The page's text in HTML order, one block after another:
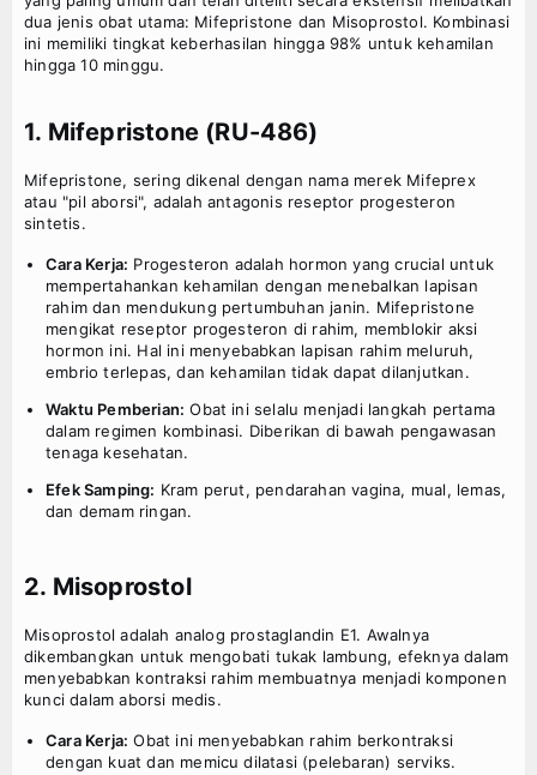
dua jenis obat utama: Mifepristone dan Misoprostol. Kombinasi
ini memiliki tingkat keberhasilan hingga 98% untuk kehamilan
hingga 10 minggu.
1. Mifepristone (RU-486)
Mifepristone, sering dikenal dengan nama merek Mifeprex
atau "pil aborsi", adalah antagonis reseptor progesteron
sintetis.
Cara Kerja: Progesteron adalah hormon yang crucial untuk
mempertahankan kehamilan dengan menebalkan lapisan
rahim dan mendukung pertumbuhan janin. Mifepristone
mengikat reseptor progesteron di rahim, memblokir aksi
hormon ini. Hal ini menyebabkan lapisan rahim meluruh,
embrio terlepas, dan kehamilan tidak dapat dilanjutkan.
Waktu Pemberian: Obat ini selalu menjadi langkah pertama
dalam regimen kombinasi. Diberikan di bawah pengawasan
tenaga kesehatan.
Efek Samping: Kram perut, pendarahan vagina, mual, lemas,
dan demam ringan.
2. Misoprostol
Misoprostol adalah analog prostaglandin E1. Awalnya
dikembangkan untuk mengobati tukak lambung, efeknya dalam
menyebabkan kontraksi rahim membuatnya menjadi komponen
kunci dalam aborsi medis.
Cara Kerja: Obat ini menyebabkan rahim berkontraksi
dengan kuat dan memicu dilatasi (pelebaran) serviks.